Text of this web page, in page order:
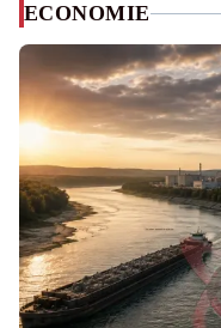
ECONOMIE